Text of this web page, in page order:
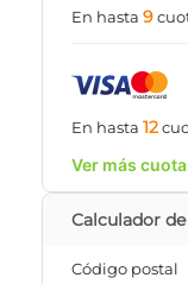
En hasta 9
En hasta 12
Ver más
Código postal